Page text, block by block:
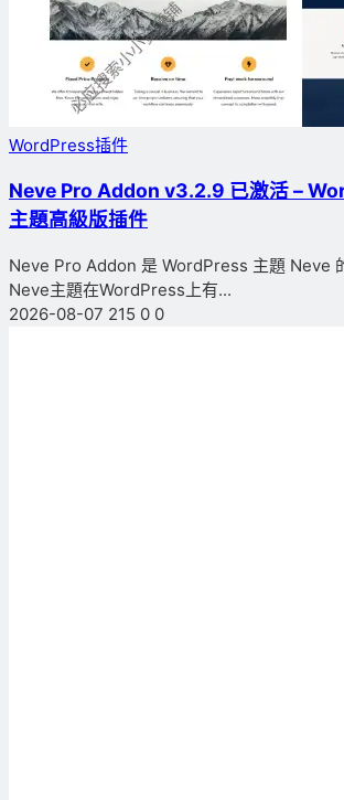
WordPress插件
Neve Pro Addon v3.2.9 已激活 –
主題高級版插件
Neve Pro Addon 是 WordPress 主題 Neve
Neve主題在WordPress上有...
2026-08-07 215 0 0